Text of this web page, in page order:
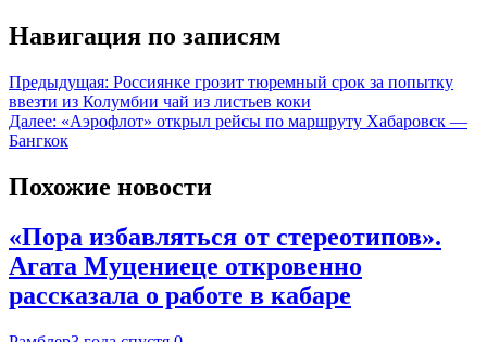
Навигация по записям
Предыдущая: Россиянке грозит тюремный срок за попытку
ввезти из Колумбии чай из листьев коки
Далее: «Аэрофлот» открыл рейсы по маршруту Хабаровск —
Бангкок
Похожие новости
«Пора избавляться от стереотипов».
Агата Муцениеце откровенно
рассказала о работе в кабаре